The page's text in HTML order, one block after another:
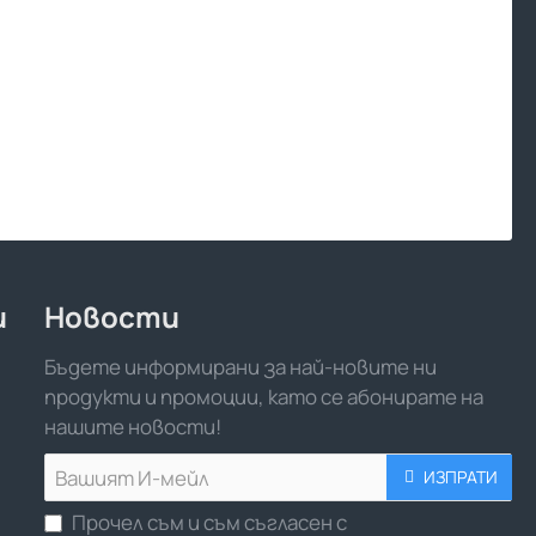
Новости
Бъдете информирани за най-новите ни
продукти и промоции, като се абонирате на
нашите новости!
Вашият
И-
мейл
ИЗПРАТИ
Прочел съм и съм съгласен с